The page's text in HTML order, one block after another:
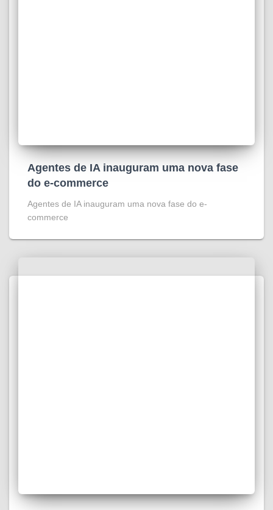
Agentes de IA inauguram uma nova fase
do e-commerce
Agentes de IA inauguram uma nova fase do e-
commerce